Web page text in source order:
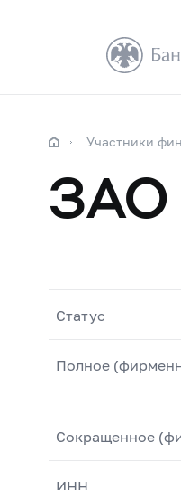
Участники
ЗАО
Статус
Полное
Сокращенное
ИНН